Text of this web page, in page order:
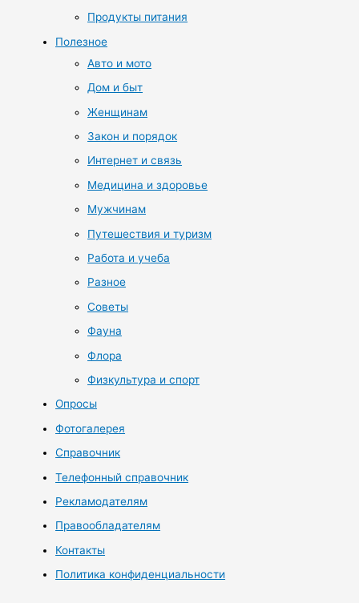
Продукты питания
Полезное
Авто и мото
Дом и быт
Женщинам
Закон и порядок
Интернет и связь
Медицина и здоровье
Мужчинам
Путешествия и туризм
Работа и учеба
Разное
Советы
Фауна
Флора
Физкультура и спорт
Опросы
Фотогалерея
Справочник
Телефонный справочник
Рекламодателям
Правообладателям
Контакты
Политика конфиденциальности